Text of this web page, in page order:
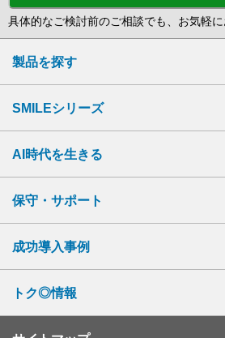
具体的なご検討前のご相談でも、お気軽に
製品を探す
SMILEシリーズ
AI時代を生きる
保守・サポート
成功導入事例
トク◎情報